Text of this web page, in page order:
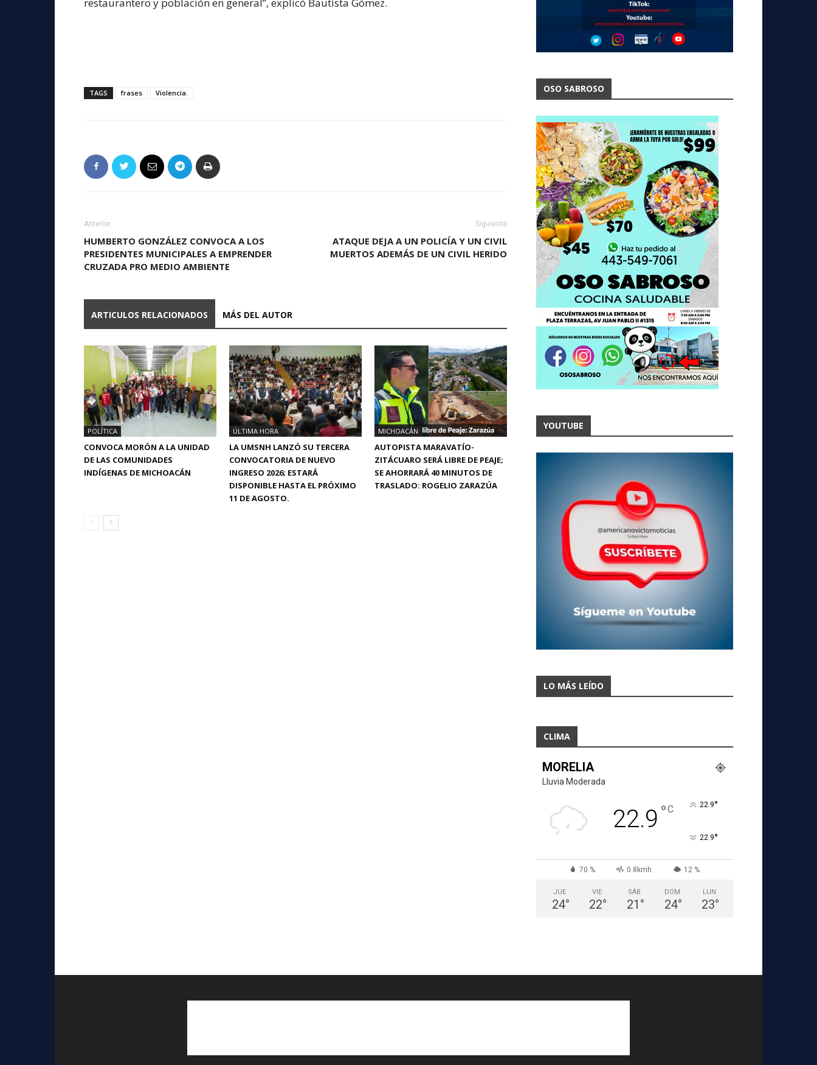
TAGS frases Violencia.
Anterior
HUMBERTO GONZÁLEZ CONVOCA A LOS
PRESIDENTES MUNICIPALES A EMPRENDER
CRUZADA PRO MEDIO AMBIENTE
Siguiente
ATAQUE DEJA A UN POLICÍA Y UN CIVIL
MUERTOS ADEMÁS DE UN CIVIL HERIDO
ARTICULOS RELACIONADOS MÁS DEL AUTOR
POLÍTICA
CONVOCA MORÓN A LA UNIDAD
DE LAS COMUNIDADES
INDÍGENAS DE MICHOACÁN
ÚLTIMA HORA
LA UMSNH LANZÓ SU TERCERA
CONVOCATORIA DE NUEVO
INGRESO 2026; ESTARÁ
DISPONIBLE HASTA EL PRÓXIMO
11 DE AGOSTO.
MICHOACÁN
AUTOPISTA MARAVATÍO-
ZITÁCUARO SERÁ LIBRE DE PEAJE;
SE AHORRARÁ 40 MINUTOS DE
TRASLADO: ROGELIO ZARAZÚA
OSO SABROSO
YOUTUBE
LO MÁS LEÍDO
CLIMA
MORELIA
Lluvia Moderada
22.9 °C 22.9°
22.9°
70 % 0.8kmh 12 %
JUE
24°
VIE
22°
SÁB
21 °
DOM
24°
LUN
23°